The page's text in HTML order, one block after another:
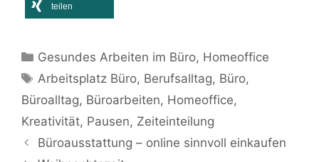
teilen
Kategorien
Gesundes Arbeiten im Büro, Homeoffice
Schlagwörter
Arbeitsplatz Büro, Berufsalltag, Büro,
Büroalltag, Büroarbeiten, Homeoffice,
Kreativität, Pausen, Zeiteinteilung
Büroausstattung – online sinnvoll einkaufen